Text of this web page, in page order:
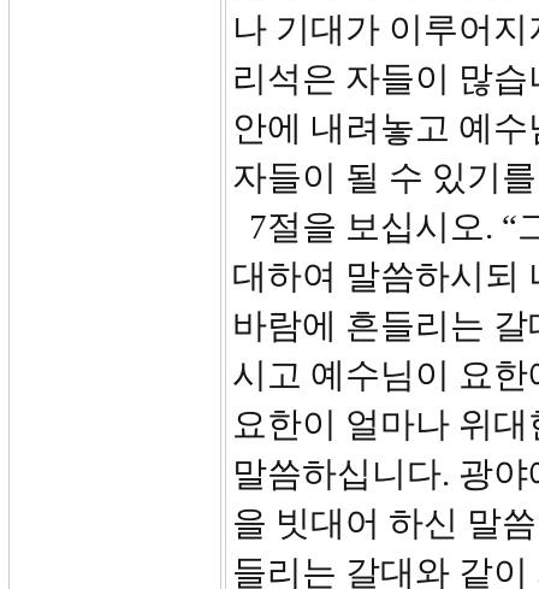
나 기대가 이루어
리석은 자들이 많
안에 내려놓고 예
자들이 될 수 있기
7절을 보십시오. “
대하여 말씀하시되
바람에 흔들리는
시고 예수님이 요
요한이 얼마나 위
말씀하십니다. 광
을 빗대어 하신 말
들리는 갈대와 같